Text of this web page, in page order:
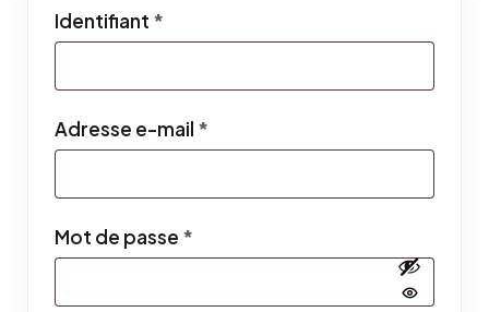
Identifiant *
Adresse e-mail *
Mot de passe *